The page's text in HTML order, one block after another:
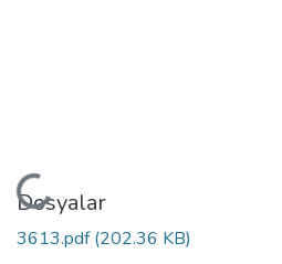
Yükleniyor...
Dosyalar
3613.pdf(202.36 KB)